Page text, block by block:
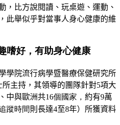
，比方說閱讀、玩桌遊 、 運動 、
此舉似乎對當事人身心健康的維
嗜好，有助身心健康
學院流行病學暨醫療保健研究所
所主持，其領導的團隊針對5項大
、 中與歐洲共16個國家， 約有9萬
蹤時間則長達4至8年） 所獲資料